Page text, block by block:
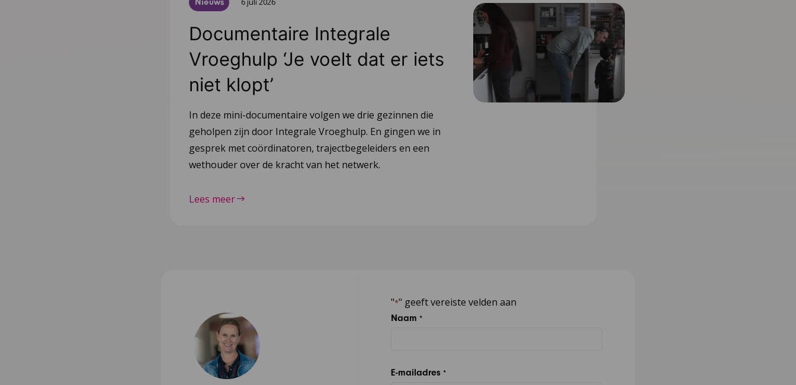
Documentaire Integrale
Vroeghulp ‘Je voelt dat er iets
niet klopt’
In deze mini-documentaire volgen we drie gezinnen die
geholpen zijn door Integrale Vroeghulp. En gingen we in
gesprek met coördinatoren, trajectbegeleiders en een
wethouder over de kracht van het netwerk.
Lees meer
"*" geeft vereiste velden aan
Naam *
E-mailadres *